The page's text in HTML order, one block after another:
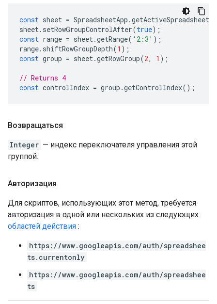
const sheet = SpreadsheetApp .getActiveSpreadsheet
sheet. setRowGroupControlAfter(true);
const range = sheet.getRange( '2:3' );
range. shiftRowGroupDepth(1 );
const group = sheet.getRowGroup(2, 1 );
// Returns 4
const controlIndex = group .getControlIndex();
Возвращаться
Integer — индекс переключателя управления этой
группой.
Авторизация
Для скриптов, использующих этот метод, требуется
авторизация в одной или нескольких из следующих
областей действия :
https://www.googleapis.com/auth/spreadshee
ts.currentonly
https://www.googleapis.com/auth/spreadshee
ts